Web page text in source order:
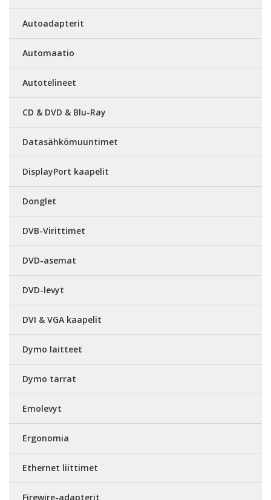
Autoadapterit
Automaatio
Autotelineet
CD & DVD & Blu-Ray
Datasähkömuuntimet
DisplayPort kaapelit
Donglet
DVB-Virittimet
DVD-asemat
DVD-levyt
DVI & VGA kaapelit
Dymo laitteet
Dymo tarrat
Emolevyt
Ergonomia
Ethernet liittimet
Firewire-adapterit